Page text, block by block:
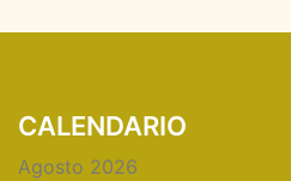
CALENDARIO
Agosto 2026